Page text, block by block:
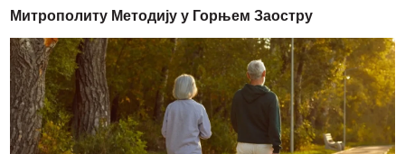
Митрополиту Методију у Горњем Заостру